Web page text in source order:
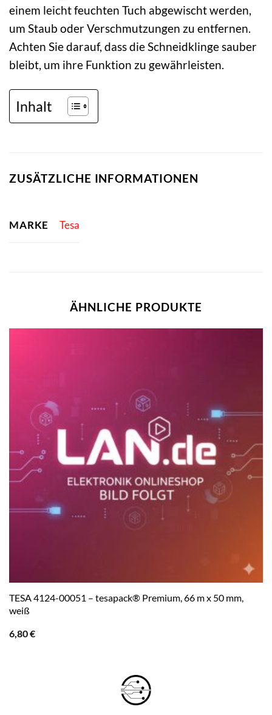
einem leicht feuchten Tuch abgewischt werden,
um Staub oder Verschmutzungen zu entfernen.
Achten Sie darauf, dass die Schneidklinge sauber
bleibt, um ihre Funktion zu gewährleisten.
Inhalt
ZUSÄTZLICHE INFORMATIONEN
MARKE Tesa
ÄHNLICHE PRODUKTE
TESA 4124-00051 – tesapack® Premium, 66 m x 50 mm,
weiß
6,80€